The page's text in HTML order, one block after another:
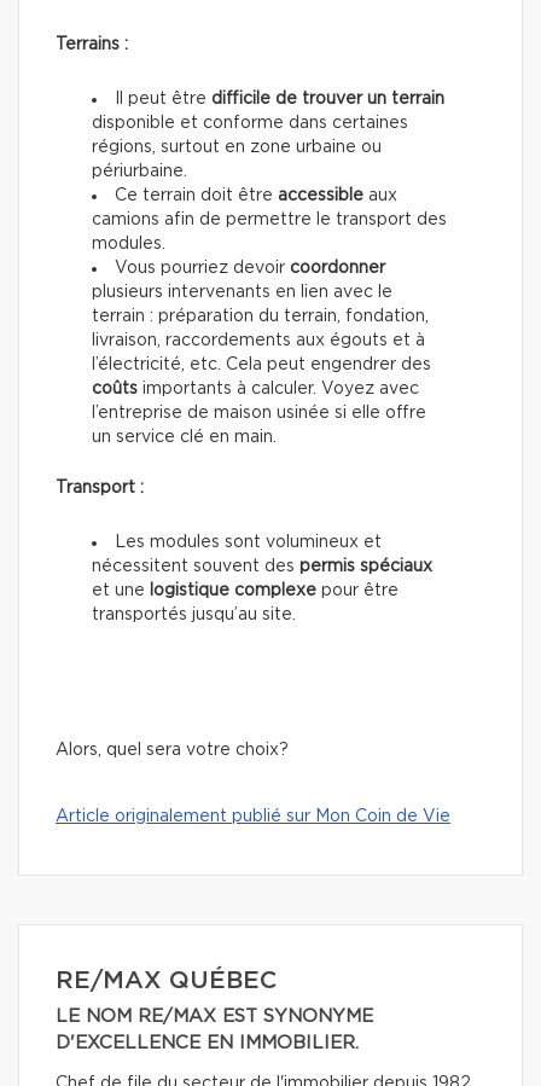
Terrains :
Il peut être difficile de trouver un terrain
disponible et conforme dans certaines
régions, surtout en zone urbaine ou
périurbaine.
Ce terrain doit être accessible aux
camions afin de permettre le transport des
modules.
Vous pourriez devoir coordonner
plusieurs intervenants en lien avec le
terrain : préparation du terrain, fondation,
livraison, raccordements aux égouts et à
l’électricité, etc. Cela peut engendrer des
coûts importants à calculer. Voyez avec
l’entreprise de maison usinée si elle offre
un service clé en main.
Transport :
Les modules sont volumineux et
nécessitent souvent des permis spéciaux
et une logistique complexe pour être
transportés jusqu’au site.
Alors, quel sera votre choix?
Article originalement publié sur Mon Coin de Vie
RE/MAX QUÉBEC
LE NOM RE/MAX EST SYNONYME
D'EXCELLENCE EN IMMOBILIER.